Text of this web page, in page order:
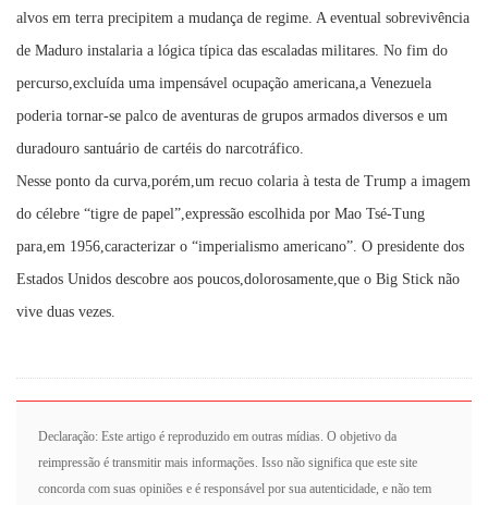
alvos em terra precipitem a mudança de regime. A eventual sobrevivência
de Maduro instalaria a lógica típica das escaladas militares. No fim do
percurso,excluída uma impensável ocupação americana,a Venezuela
poderia tornar-se palco de aventuras de grupos armados diversos e um
duradouro santuário de cartéis do narcotráfico.
Nesse ponto da curva,porém,um recuo colaria à testa de Trump a imagem
do célebre “tigre de papel”,expressão escolhida por Mao Tsé-Tung
para,em 1956,caracterizar o “imperialismo americano”. O presidente dos
Estados Unidos descobre aos poucos,dolorosamente,que o Big Stick não
vive duas vezes.
Declaração: Este artigo é reproduzido em outras mídias. O objetivo da
reimpressão é transmitir mais informações. Isso não significa que este site
concorda com suas opiniões e é responsável por sua autenticidade, e não tem